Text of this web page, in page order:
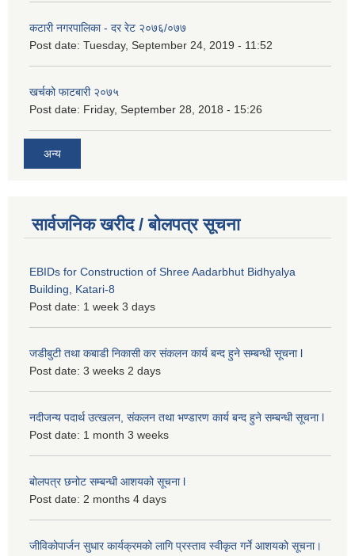
कटारी नगरपालिका - दर रेट २०७६/०७७
Post date: Tuesday, September 24, 2019 - 11:52
खर्चको फाटबारी २०७५
Post date: Friday, September 28, 2018 - 15:26
अन्य
सार्वजनिक खरीद / बोलपत्र सूचना
EBIDs for Construction of Shree Aadarbhut Bidhyalya
Building, Katari-8
Post date: 1 week 3 days
जडीबुटी तथा कबाडी निकासी कर संकलन कार्य बन्द हुने सम्बन्धी सूचना l
Post date: 3 weeks 2 days
नदीजन्य पदार्थ उत्खलन, संकलन तथा भण्डारण कार्य बन्द हुने सम्बन्धी सूचना l
Post date: 1 month 3 weeks
बोलपत्र छनोट सम्बन्धी आशयको सूचना l
Post date: 2 months 4 days
जीविकोपार्जन सुधार कार्यक्रमको लागि प्रस्ताव स्वीकृत गर्ने आशयको सूचना।